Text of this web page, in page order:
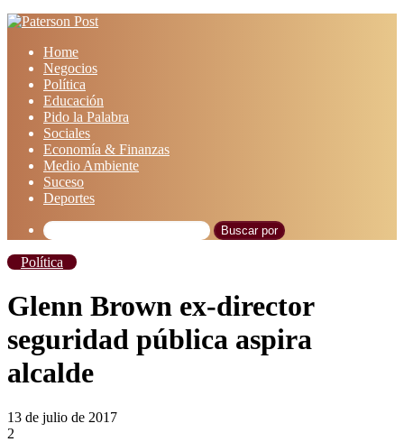
Home
Negocios
Política
Educación
Pido la Palabra
Sociales
Economía & Finanzas
Medio Ambiente
Suceso
Deportes
Buscar por
Política
Glenn Brown ex-director
seguridad pública aspira
alcalde
13 de julio de 2017
2